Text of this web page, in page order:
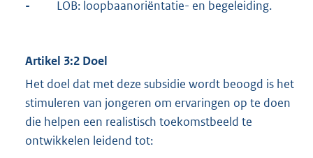
- LOB: loopbaanoriëntatie- en begeleiding.
Artikel 3:2 Doel
Het doel dat met deze subsidie wordt beoogd is het
stimuleren van jongeren om ervaringen op te doen
die helpen een realistisch toekomstbeeld te
ontwikkelen leidend tot: